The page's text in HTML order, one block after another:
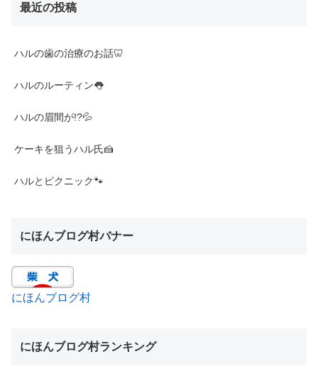
最近の投稿
ハルの歯の治療のお話🦷
ハルのルーティン👅
ハルの眉間が!?💦
ケーキを狙うハル氏🍰
ハルとピクニック🐾
にほんブログ村バナー
にほんブログ村
にほんブログ村ランキング